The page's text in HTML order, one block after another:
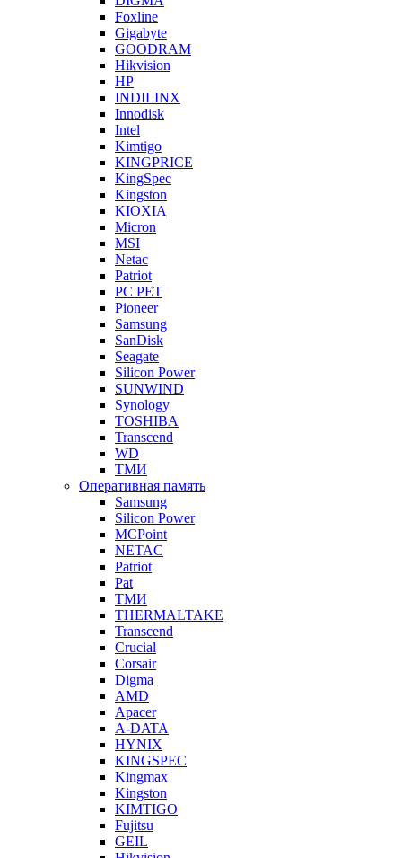
Foxline
Gigabyte
GOODRAM
Hikvision
HP
INDILINX
Innodisk
Intel
Kimtigo
KINGPRICE
KingSpec
Kingston
KIOXIA
Micron
MSI
Netac
Patriot
PC PET
Pioneer
Samsung
SanDisk
Seagate
Silicon Power
SUNWIND
Synology
TOSHIBA
Transcend
WD
ТМИ
Оперативная память
Samsung
Silicon Power
MCPoint
NETAC
Patriot
Pat
ТМИ
THERMALTAKE
Transcend
Crucial
Corsair
Digma
AMD
Apacer
A-DATA
HYNIX
KINGSPEC
Kingmax
Kingston
KIMTIGO
Fujitsu
GEIL